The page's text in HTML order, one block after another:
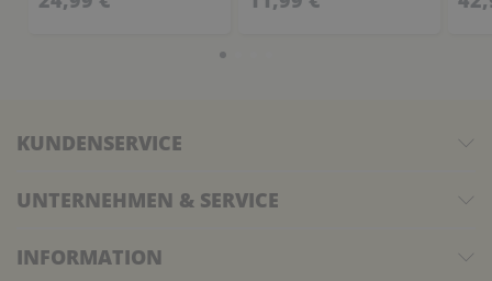
KUNDENSERVICE
UNTERNEHMEN & SERVICE
INFORMATION